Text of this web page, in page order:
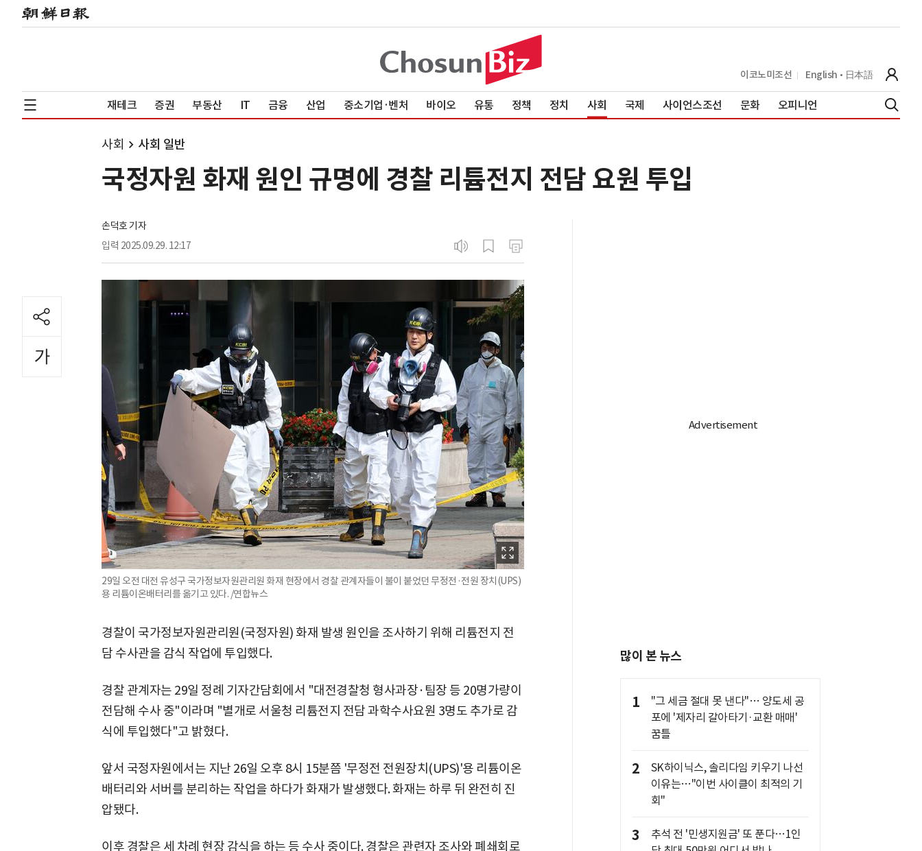
이코노미조선 English 日本語
재테크 증권 부동산 IT 금융 산업 중소기업·벤처 바이오 유통 정책 정치 사회 국제 사이언스조선 문화 오피니언
사회 사회 일반
국정자원 화재 원인 규명에 경찰 리튬전지 전담 요원 투입
손덕호 기자
입력 2025.09.29. 12:17
29일 오전 대전 유성구 국가정보자원관리원 화재 현장에서 경찰 관계자들이 불이 붙었던 무정전·전원 장치(UPS)
용 리튬이온배터리를 옮기고 있다. /연합뉴스
경찰이 국가정보자원관리원(국정자원) 화재 발생 원인을 조사하기 위해 리튬전지 전
담 수사관을 감식 작업에 투입했다.
경찰 관계자는 29일 정례 기자간담회에서 "대전경찰청 형사과장·팀장 등 20명가량이
전담해 수사 중"이라며 "별개로 서울청 리튬전지 전담 과학수사요원 3명도 추가로 감
식에 투입했다"고 밝혔다.
앞서 국정자원에서는 지난 26일 오후 8시 15분쯤 '무정전 전원장치(UPS)'용 리튬이온
배터리와 서버를 분리하는 작업을 하다가 화재가 발생했다. 화재는 하루 뒤 완전히 진
압됐다.
이후 경찰은 세 차례 현장 감식을 하는 등 수사 중이다. 경찰은 관련자 조사와 폐쇄회로
많이 본 뉴스
1
"그 세금 절대 못 낸다"… 양도세 공
포에 '제자리 갈아타기·교환 매매'
꿈틀
2
SK하이닉스, 솔리다임 키우기 나선
이유는…"이번 사이클이 최적의 기
회"
3
추석 전 '민생지원금' 또 푼다…1인